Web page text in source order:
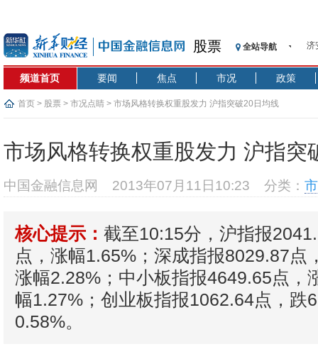
股票 全站导航
【
记
【
在
基
沥
频道首页 要闻 焦点 市况 政策
首页 > 股票 > 市况点睛 > 市场风格转换权重股发力 沪指突破20日均线
市场风格转换权重股发力 沪指突
中国金融信息网 2013年07月11日10:23 分类：
核心提示： 截至10:15分，沪指报
点，涨幅1.65%；深成指报8029.87点
涨幅2.28%；中小板指报4649.65点，
幅1.27%；创业板指报1062.64点，跌
0.58%。